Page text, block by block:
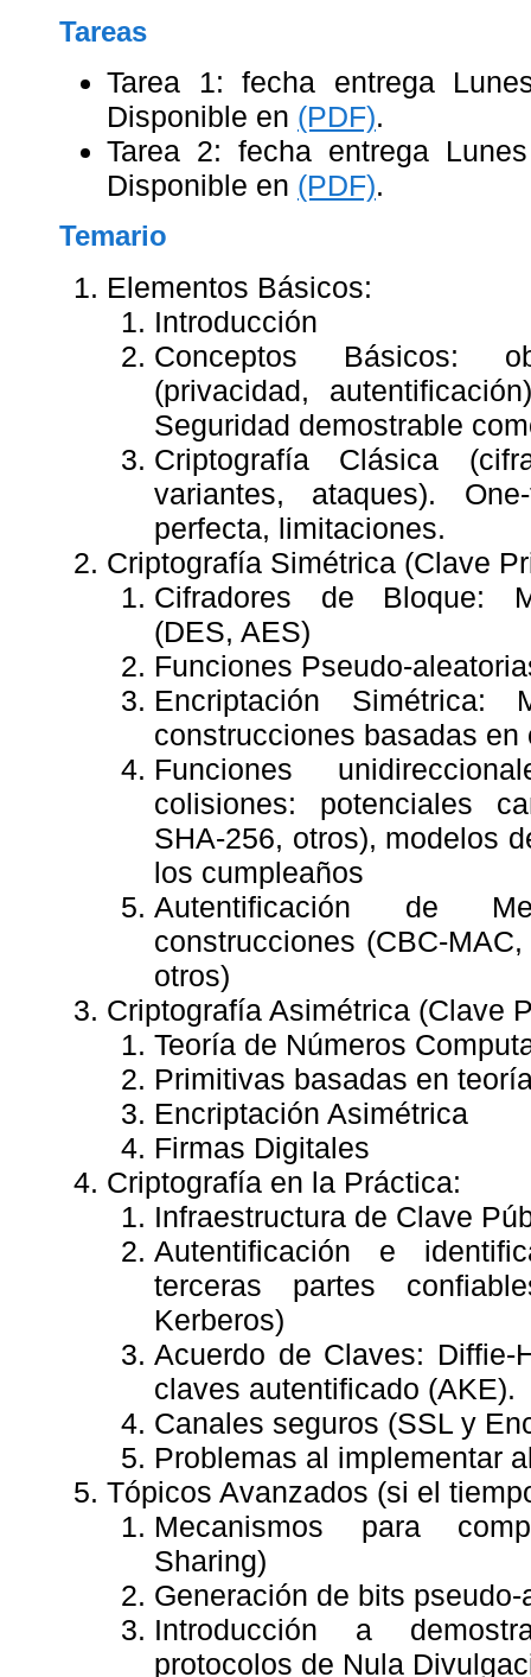
Tareas
Tarea 1: fecha entrega
Disponible en (PDF).
Tarea 2: fecha entrega
Disponible en (PDF).
Temario
Elementos Básicos:
Introducción
Conceptos Básicos:
(privacidad,
Seguridad demostrable
Criptografía Clásica
variantes, ataques).
perfecta, limitaciones.
Criptografía Simétrica (Clave
Cifradores de Bloque:
(DES, AES)
Funciones Pseudo-
Encriptación Simétrica:
construcciones basadas
Funciones
colisiones: potenciales
SHA-256, otros), modelos
los cumpleaños
Autentificación de
construcciones (CBC-
otros)
Criptografía Asimétrica (Clave
Teoría de Números
Primitivas basadas en
Encriptación Asimétrica
Firmas Digitales
Criptografía en la Práctica:
Infraestructura de Clave
Autentificación e
terceras partes
Kerberos)
Acuerdo de Claves: Diffie-
claves autentificado (AKE).
Canales seguros (SSL y
Problemas al implementar
Tópicos Avanzados (si el
Mecanismos para
Sharing)
Generación de bits
Introducción a
protocolos de Nula